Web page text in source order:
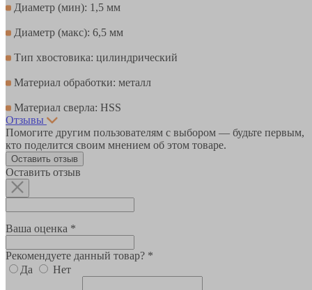
Диаметр (мин): 1,5 мм
Диаметр (макс): 6,5 мм
Тип хвостовика: цилиндрический
Материал обработки: металл
Материал сверла: HSS
Отзывы
Помогите другим пользователям с выбором — будьте первым,
кто поделится своим мнением об этом товаре.
Оставить отзыв
Оставить отзыв
Ваша оценка *
Рекомендуете данный товар? *
Да
Нет